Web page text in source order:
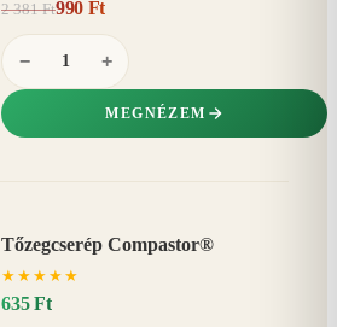
2 381 Ft990 Ft
− +
MEGNÉZEM
Tőzegcserép Compastor®
★ ★ ★ ★ ★
635 Ft